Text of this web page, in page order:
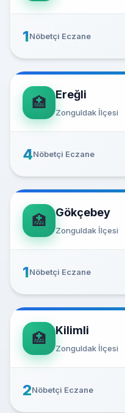
1Nöbetçi Eczane
🏥 Ereğli
Zonguldak İlçesi
4Nöbetçi Eczane
🏥 Gökçebey
Zonguldak İlçesi
1Nöbetçi Eczane
🏥 Kilimli
Zonguldak İlçesi
2Nöbetçi Eczane